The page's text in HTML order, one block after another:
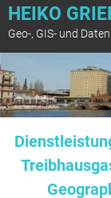
Zum
springen
HEIKO
Geo-, GIS- und